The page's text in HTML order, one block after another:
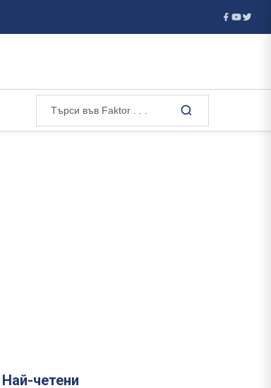
В Москва погребаха генерал при засилена
Най-четени